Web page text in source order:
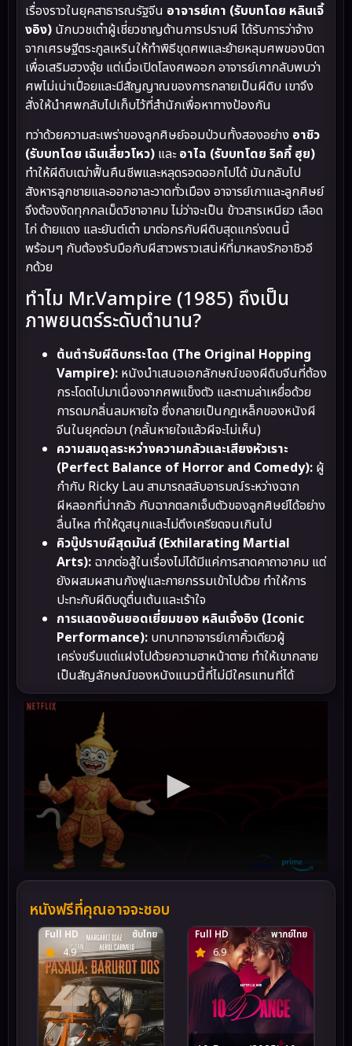
เรื่องราวในยุคสาธารณรัฐจีน อาจารย์เกา (รับบทโดย หลินเจิ้
งอิง) นักบวชเต๋าผู้เชี่ยวชาญด้านการปราบผี ได้รับการว่าจ้าง
จากเศรษฐีตระกูลเหรินให้ทำพิธีขุดศพและย้ายหลุมศพของบิดา
เพื่อเสริมฮวงจุ้ย แต่เมื่อเปิดโลงศพออก อาจารย์เกากลับพบว่า
ศพไม่เน่าเปื่อยและมีสัญญาณของการกลายเป็นผีดิบ เขาจึง
สั่งให้นำศพกลับไปเก็บไว้ที่สำนักเพื่อหาทางป้องกัน
ทว่าด้วยความสะเพร่าของลูกศิษย์จอมป่วนทั้งสองอย่าง อาชิว
(รับบทโดย เฉินเสี่ยวโหว) และอาไฉ (รับบทโดย ริคกี้ ฮุย)
ทำให้ผีดิบเฒ่าฟื้นคืนชีพและหลุดรอดออกไปได้ มันกลับไป
สังหารลูกชายและออกอาละวาดทั่วเมือง อาจารย์เกาและลูกศิษย์
จึงต้องงัดทุกกลเม็ดวิชาอาคม ไม่ว่าจะเป็น ข้าวสารเหนียว เลือด
ไก่ ด้ายแดง และยันต์เต๋า มาต่อกรกับผีดิบสุดแกร่งตนนี้
พร้อมๆ กับต้องรับมือกับผีสาวพราวเสน่ห์ที่มาหลงรักอาชิวอี
กด้วย
ทำไม Mr.Vampire (1985) ถึงเป็น
ภาพยนตร์ระดับตำนาน?
ต้นตำรับผีดิบกระโดด (The Original Hopping
Vampire): หนังนำเสนอเอกลักษณ์ของผีดิบจีนที่ต้อง
กระโดดไปมาเนื่องจากศพแข็งตัว และตามล่าเหยื่อด้วย
การดมกลิ่นลมหายใจ ซึ่งกลายเป็นกฎเหล็กของหนังผี
จีนในยุคต่อมา (กลั้นหายใจแล้วผีจะไม่เห็น)
ความสมดุลระหว่างความกลัวและเสียงหัวเราะ
(Perfect Balance of Horror and Comedy): ผู้
กำกับ Ricky Lau สามารถสลับอารมณ์ระหว่างฉาก
ผีหลอกที่น่ากลัว กับฉากตลกเจ็บตัวของลูกศิษย์ได้อย่าง
ลื่นไหล ทำให้ดูสนุกและไม่ตึงเครียดจนเกินไป
คิวบู๊ปราบผีสุดมันส์ (Exhilarating Martial
Arts): ฉากต่อสู้ในเรื่องไม่ได้มีแค่การสาดคาถาอาคม แต่
ยังผสมผสานกังฟูและกายกรรมเข้าไปด้วย ทำให้การ
ปะทะกับผีดิบดูตื่นเต้นและเร้าใจ
การแสดงอันยอดเยี่ยมของ หลินเจิ้งอิง (Iconic
Performance): บทบาทอาจารย์เกาคิ้วเดียวผู้
เคร่งขรึมแต่แฝงไปด้วยความฮาหน้าตาย ทำให้เขากลาย
เป็นสัญลักษณ์ของหนังแนวนี้ที่ไม่มีใครแทนที่ได้
หนังฟรีที่คุณอาจจะชอบ
4.9
Full HD
ซับไทย
6.9
Full HD พากย์ไทย